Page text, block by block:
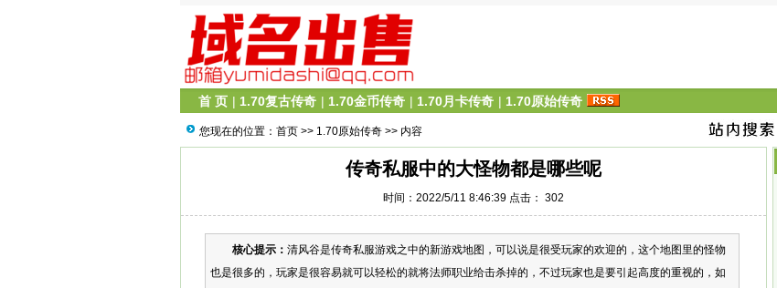
首 页 | 1.70复古传奇 | 1.70金币传奇 | 1.70月卡传奇 | 1.70原始传奇
您现在的位置： 首页 >> 1.70原始传奇 >> 内容
传奇私服中的大怪物都是哪些呢
时间：2022/5/11 8:46:39 点击： 302
核心提示： 清风谷是传奇私服游戏之中的新游戏地图，可以说是很受玩家的欢迎的，这个地图里的怪物
也是很多的，玩家是很容易就可以轻松的就将法师职业给击杀掉的，不过玩家也是要引起高度的重视的，如